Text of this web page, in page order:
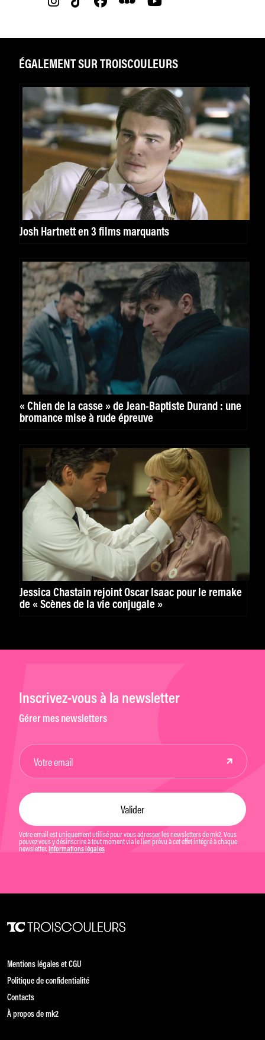
ÉGALEMENT SUR TROISCOULEURS
Josh Hartnett en 3 films marquants
« Chien de la casse » de Jean-Baptiste Durand : une
bromance mise à rude épreuve
Jessica Chastain rejoint Oscar Isaac pour le remake
de « Scènes de la vie conjugale »
Inscrivez-vous à la newsletter
Gérer mes newsletters
Votre email est uniquement utilisé pour vous adresser les newsletters de mk2. Vous
pouvez vous y désinscrire à tout moment via le lien prévu à cet effet intégré à chaque
newsletter. Informations légales
Mentions légales et CGU
Politique de confidentialité
Contacts
À propos de mk2